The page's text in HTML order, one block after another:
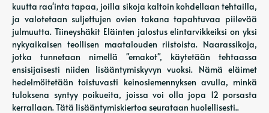
kuutta raa'inta tapaa, joilla sikoja kaltoin kohdellaan tehtailla,
ja valotetaan suljettujen ovien takana tapahtuvaa piilevää
julmuutta. Tiineyshäkit Eläinten jalostus elintarvikkeiksi on yksi
nykyaikaisen teollisen maatalouden riistoista. Naarassikoja,
jotka tunnetaan nimellä "emakot", käytetään tehtaassa
ensisijaisesti niiden lisääntymiskyvyn vuoksi. Nämä eläimet
hedelmöitetään toistuvasti keinosiemennyksen avulla, minkä
tuloksena syntyy poikueita, joissa voi olla jopa 12 porsasta
kerrallaan. Tätä lisääntymiskiertoa seurataan huolellisesti..